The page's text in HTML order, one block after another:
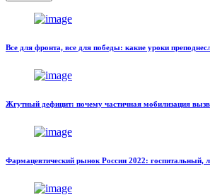
Все для фронта, все для победы: какие уроки
Жгутный дефицит: почему частичная мобилизация
Фармацевтический рынок России 2022: госпитальный,